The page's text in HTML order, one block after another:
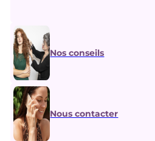
Nos conseils
Nous contacter